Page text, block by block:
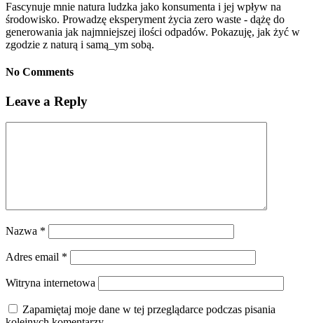
Fascynuje mnie natura ludzka jako konsumenta i jej wpływ na
środowisko. Prowadzę eksperyment życia zero waste - dążę do
generowania jak najmniejszej ilości odpadów. Pokazuję, jak żyć w
zgodzie z naturą i samą_ym sobą.
No Comments
Leave a Reply
Nazwa *
Adres email *
Witryna internetowa
Zapamiętaj moje dane w tej przeglądarce podczas pisania